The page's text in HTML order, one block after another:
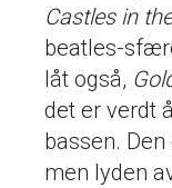
Castles in
beatles-
låt også,
det er verdt
bassen.
men lyden